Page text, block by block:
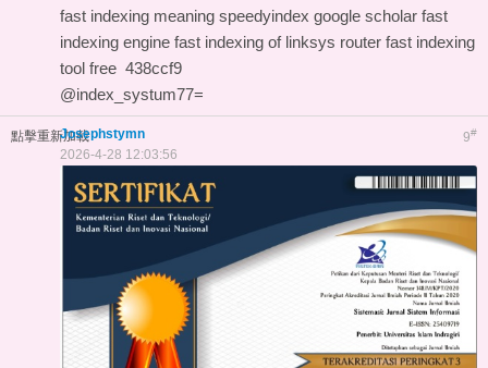
fast indexing meaning speedyindex google scholar fast
indexing engine fast indexing of linksys router fast indexing
tool free 438ccf9
@index_systum77=
點擊重新加載 9#
Josephstymn
2026-4-28 12:03:56